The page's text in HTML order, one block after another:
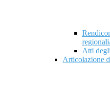
Atti
Articolazione